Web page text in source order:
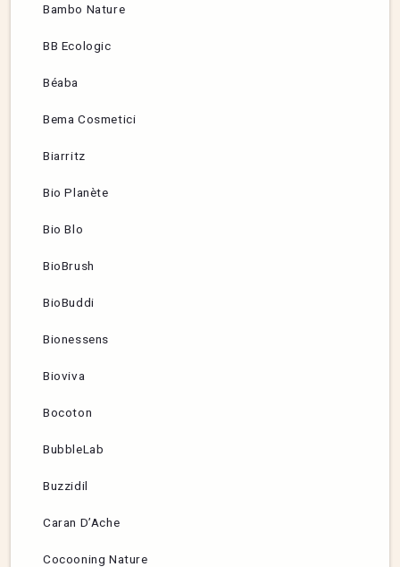
Bambo Nature
BB Ecologic
Béaba
Bema Cosmetici
Biarritz
Bio Planète
Bio Blo
BioBrush
BioBuddi
Bionessens
Bioviva
Bocoton
BubbleLab
Buzzidil
Caran D’Ache
Cocooning Nature